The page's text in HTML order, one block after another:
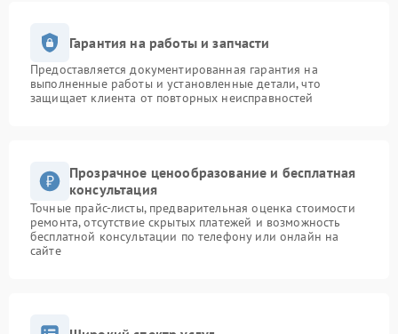
Гарантия на работы и запчасти
Предоставляется документированная гарантия на
выполненные работы и установленные детали, что
защищает клиента от повторных неисправностей
Прозрачное ценообразование и бесплатная
консультация
Точные прайс-листы, предварительная оценка стоимости
ремонта, отсутствие скрытых платежей и возможность
бесплатной консультации по телефону или онлайн на
сайте